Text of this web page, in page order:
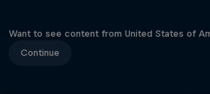
Want to see content from United States of
Continue